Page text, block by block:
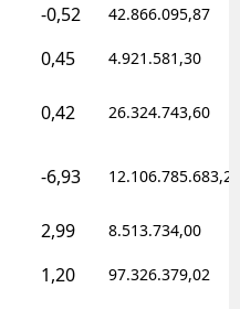
-0,52 42.866.095,87
0,45 4.921.581,30
0,42 26.324.743,60
-6,93 12.106.785.683,20
2,99 8.513.734,00
1,20 97.326.379,02